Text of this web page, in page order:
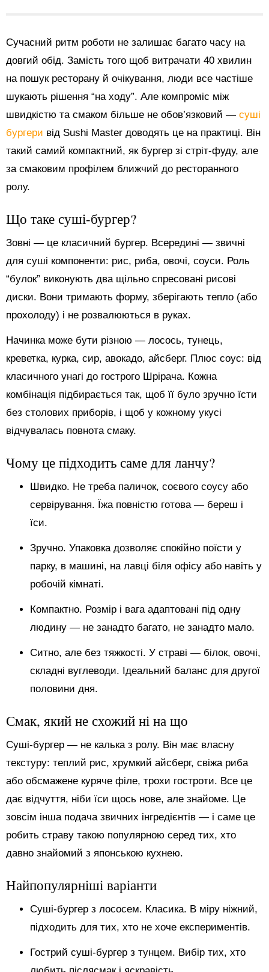
Сучасний ритм роботи не залишає багато часу на
довгий обід. Замість того щоб витрачати 40 хвилин
на пошук ресторану й очікування, люди все частіше
шукають рішення “на ходу”. Але компроміс між
швидкістю та смаком більше не обов’язковий — суші
бургери від Sushi Master доводять це на практиці. Він
такий самий компактний, як бургер зі стріт-фуду, але
за смаковим профілем ближчий до ресторанного
ролу.
Що таке суші-бургер?
Зовні — це класичний бургер. Всередині — звичні
для суші компоненти: рис, риба, овочі, соуси. Роль
“булок” виконують два щільно спресовані рисові
диски. Вони тримають форму, зберігають тепло (або
прохолоду) і не розвалюються в руках.
Начинка може бути різною — лосось, тунець,
креветка, курка, сир, авокадо, айсберг. Плюс соус: від
класичного унагі до гострого Шрірача. Кожна
комбінація підбирається так, щоб її було зручно їсти
без столових приборів, і щоб у кожному укусі
відчувалась повнота смаку.
Чому це підходить саме для ланчу?
Швидко. Не треба паличок, соєвого соусу або
сервірування. Їжа повністю готова — береш і
їси.
Зручно. Упаковка дозволяє спокійно поїсти у
парку, в машині, на лавці біля офісу або навіть у
робочій кімнаті.
Компактно. Розмір і вага адаптовані під одну
людину — не занадто багато, не занадто мало.
Ситно, але без тяжкості. У страві — білок, овочі,
складні вуглеводи. Ідеальний баланс для другої
половини дня.
Смак, який не схожий ні на що
Суші-бургер — не калька з ролу. Він має власну
текстуру: теплий рис, хрумкий айсберг, свіжа риба
або обсмажене куряче філе, трохи гостроти. Все це
дає відчуття, ніби їси щось нове, але знайоме. Це
зовсім інша подача звичних інгредієнтів — і саме це
робить страву такою популярною серед тих, хто
давно знайомий з японською кухнею.
Найпопулярніші варіанти
Суші-бургер з лососем. Класика. В міру ніжний,
підходить для тих, хто не хоче експериментів.
Гострий суші-бургер з тунцем. Вибір тих, хто